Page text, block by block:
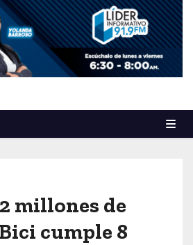
millones de
cumple 8